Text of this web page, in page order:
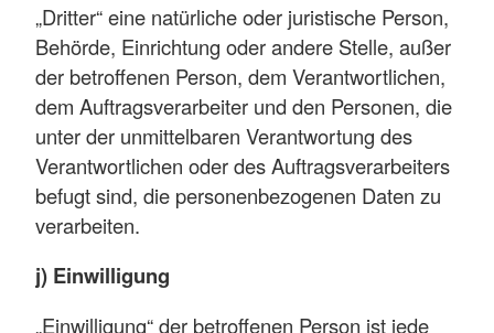
„Dritter“ eine natürliche oder juristische Person,
Behörde, Einrichtung oder andere Stelle, außer
der betroffenen Person, dem Verantwortlichen,
dem Auftragsverarbeiter und den Personen, die
unter der unmittelbaren Verantwortung des
Verantwortlichen oder des Auftragsverarbeiters
befugt sind, die personenbezogenen Daten zu
verarbeiten.
j) Einwilligung
„Einwilligung“ der betroffenen Person ist jede